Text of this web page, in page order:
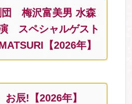
団 梅沢富美男 水森
スペシャルゲスト
【2026年】
お辰!【2026年】